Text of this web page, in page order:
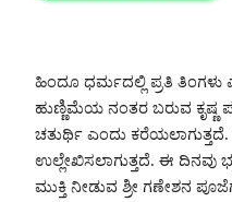
ಹಿಂದೂ ಧರ್ಮದಲ್ಲಿ ಪ್ರತಿ ತಿಂಗಳು
ಹುಣ್ಣಿಮೆಯ ನಂತರ ಬರುವ ಕೃಷ್ಣ
ಚತುರ್ಥಿ ಎಂದು
ಉಲ್ಲೇಖಿಸಲಾಗುತ್ತದೆ. ಈ ದಿನವು
ಮುಕ್ತಿ ನೀಡುವ ಶ್ರೀ ಗಣೇಶನ